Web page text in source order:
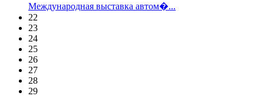
Международная выставка автом�...
22
23
24
25
26
27
28
29